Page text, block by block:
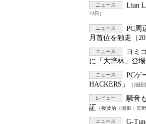
ニュース Lian
22日）
ニュース PC周
月首位を独走（
ニュース ヨミ
に「大辞林」登場
ニュース PCゲ
HACKERS」
（池田
レビュー 騒音
証 （後藤治（撮影：矢
ニュース G-